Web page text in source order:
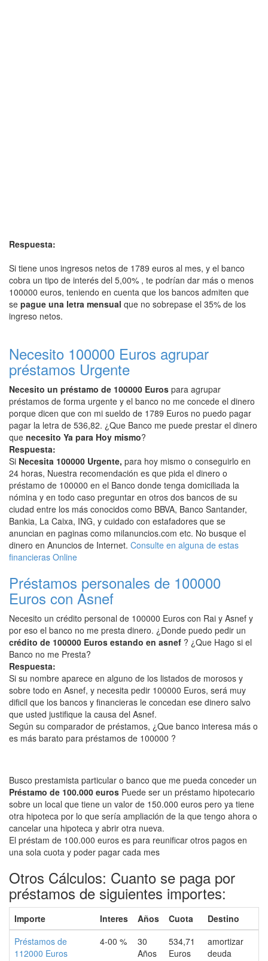
Respuesta:
Si tiene unos ingresos netos de 1789 euros al mes, y el banco
cobra un tipo de interés del 5,00% , te podrían dar más o menos
100000 euros, teniendo en cuenta que los bancos admiten que
se pague una letra mensual que no sobrepase el 35% de los
ingreso netos.
Necesito 100000 Euros agrupar
préstamos Urgente
Necesito un préstamo de 100000 Euros para agrupar
préstamos de forma urgente y el banco no me concede el dinero
porque dicen que con mi sueldo de 1789 Euros no puedo pagar
pagar la letra de 536,82. ¿Que Banco me puede prestar el dinero
que necesito Ya para Hoy mismo?
Respuesta:
Si Necesita 100000 Urgente, para hoy mismo o conseguirlo en
24 horas, Nuestra recomendación es que pida el dinero o
préstamo de 100000 en el Banco donde tenga domiciliada la
nómina y en todo caso preguntar en otros dos bancos de su
ciudad entre los más conocidos como BBVA, Banco Santander,
Bankia, La Caixa, ING, y cuidado con estafadores que se
anuncian en paginas como milanuncios.com etc. No busque el
dinero en Anuncios de Internet. Consulte en alguna de estas
financieras Online
Préstamos personales de 100000
Euros con Asnef
Necesito un crédito personal de 100000 Euros con Rai y Asnef y
por eso el banco no me presta dinero. ¿Donde puedo pedir un
crédito de 100000 Euros estando en asnef ? ¿Que Hago si el
Banco no me Presta?
Respuesta:
Si su nombre aparece en alguno de los listados de morosos y
sobre todo en Asnef, y necesita pedir 100000 Euros, será muy
dificil que los bancos y financieras le concedan ese dinero salvo
que usted justifique la causa del Asnef.
Según su comparador de préstamos, ¿Que banco interesa más o
es más barato para préstamos de 100000 ?
Busco prestamista particular o banco que me pueda conceder un
Préstamo de 100.000 euros Puede ser un préstamo hipotecario
sobre un local que tiene un valor de 150.000 euros pero ya tiene
otra hipoteca por lo que sería ampliación de la que tengo ahora o
cancelar una hipoteca y abrir otra nueva.
El préstam de 100.000 euros es para reunificar otros pagos en
una sola cuota y poder pagar cada mes
Otros Cálculos: Cuanto se paga por
préstamos de siguientes importes:
Importe Interes Años Cuota
Destino
Préstamos de
112000 Euros
4-00 %
30
Años
534,71
Euros
amortizar
deuda